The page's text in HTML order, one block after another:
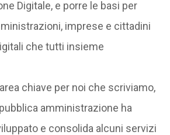
Digitale, e porre le basi per
imprese e cittadini
che tutti insieme
chiave per noi che scriviamo,
amministrazione ha
e consolida alcuni servizi